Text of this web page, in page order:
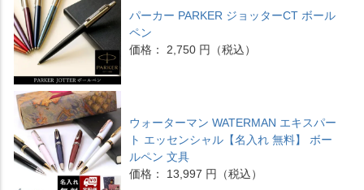
パーカー PARKER ジョッターCT ボール
ペン
価格： 2,750 円（税込）
ウォーターマン WATERMAN エキスパー
ト エッセンシャル【名入れ 無料】 ボー
ルペン 文具
価格： 13,997 円（税込）